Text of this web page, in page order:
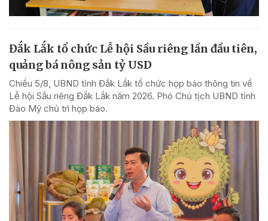
Đắk Lắk tổ chức Lễ hội Sầu riêng lần đầu tiên,
quảng bá nông sản tỷ USD
Chiều 5/8, UBND tỉnh Đắk Lắk tổ chức họp báo thông tin về
Lễ hội Sầu riêng Đắk Lắk năm 2026. Phó Chủ tịch UBND tỉnh
Đào Mỹ chủ trì họp báo.